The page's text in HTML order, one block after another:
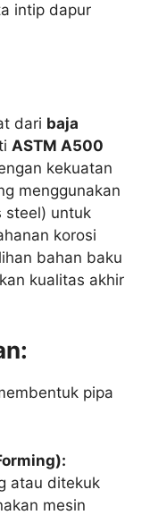
intip dapur
dari baja
ASTM A500
kekuatan
menggunakan
steel) untuk
korosi
bahan baku
kualitas akhir
pipa
atau ditekuk
mesin